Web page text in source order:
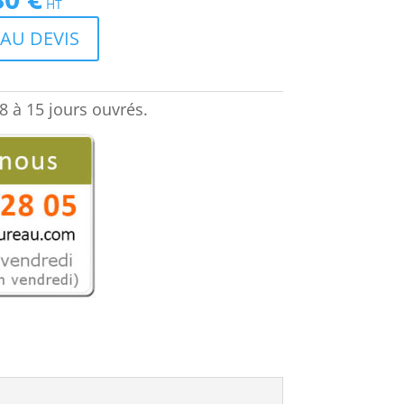
prix
actuel
est :
HT
DEVIS
8 à 15 jours ouvrés.